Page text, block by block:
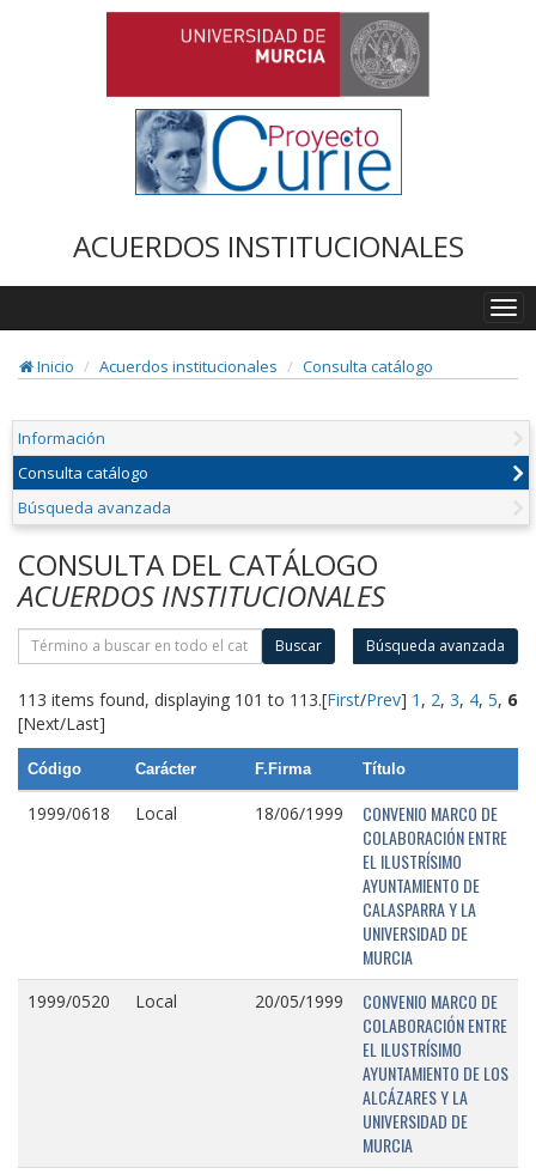
ACUERDOS INSTITUCIONALES
Inicio
Acuerdos institucionales Consulta catálogo
Información
Consulta catálogo
Búsqueda avanzada
CONSULTA DEL CATÁLOGO
ACUERDOS INSTITUCIONALES
Buscar Búsqueda avanzada
113 items found, displaying 101 to 113.[First/Prev] 1 , 2, 3, 4, 5, 6
[Next/Last]
Código Carácter F.Firma Título
1999/0618 Local 18/06/1999
CONVENIO MARCO DE
COLABORACIÓN ENTRE
EL ILUSTRÍSIMO
AYUNTAMIENTO DE
CALASPARRA Y LA
UNIVERSIDAD DE
MURCIA
1999/0520 Local 20/05/1999
CONVENIO MARCO DE
COLABORACIÓN ENTRE
EL ILUSTRÍSIMO
AYUNTAMIENTO DE LOS
ALCÁZARES Y LA
UNIVERSIDAD DE
MURCIA